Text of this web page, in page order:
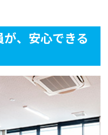
、安心できる